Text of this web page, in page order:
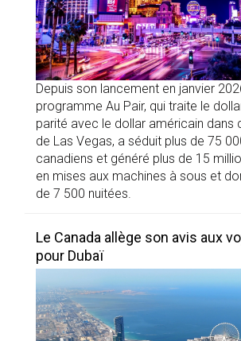
Depuis son lancement en janvier
programme Au Pair, qui traite le
parité avec le dollar américain dans
de Las Vegas, a séduit plus de 75
canadiens et généré plus de 15
en mises aux machines à sous et
de 7 500 nuitées.
Le Canada allège son avis aux
pour Dubaï